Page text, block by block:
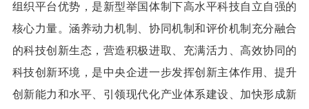
组织平台优势，是新型举国体制下高水平科技自立自强的
核心力量。涵养动力机制、协同机制和评价机制充分融合
的科技创新生态，营造积极进取、充满活力、高效协同的
科技创新环境，是中央企进一步发挥创新主体作用、提升
创新能力和水平、引领现代化产业体系建设、加快形成新